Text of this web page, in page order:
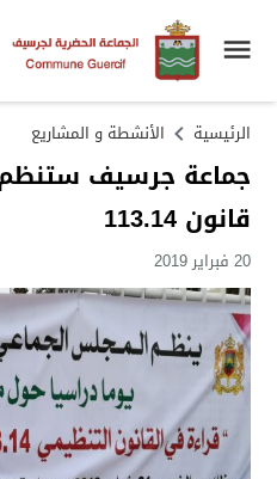
الرئيسية الأنشطة و المشاريع
جماعة جرسيف
قانون 113.14
20 فبراير 2019